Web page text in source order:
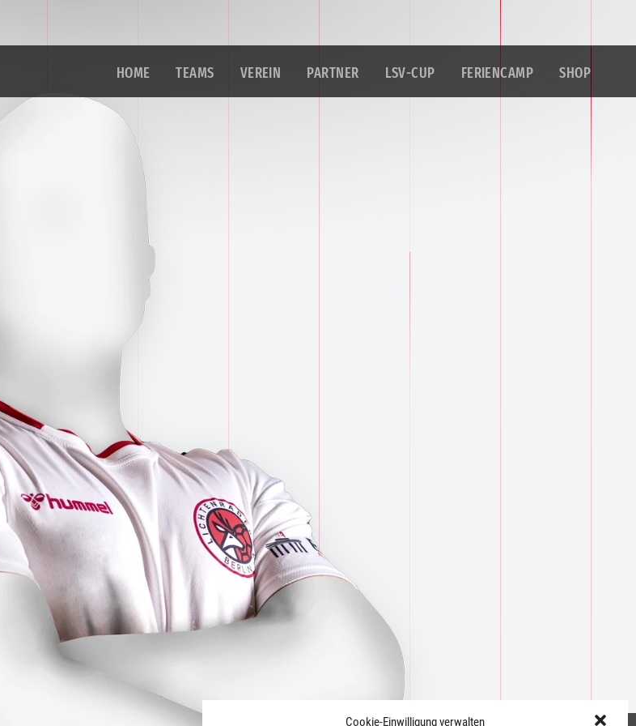
Cookie-Einwilligung verwalten
HOME TEAMS VEREIN PARTNER LSV-CUP FERIENCAMP SHOP